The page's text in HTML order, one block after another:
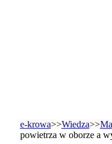
e-krowa>>Wiedza>>
powietrza w oborze a